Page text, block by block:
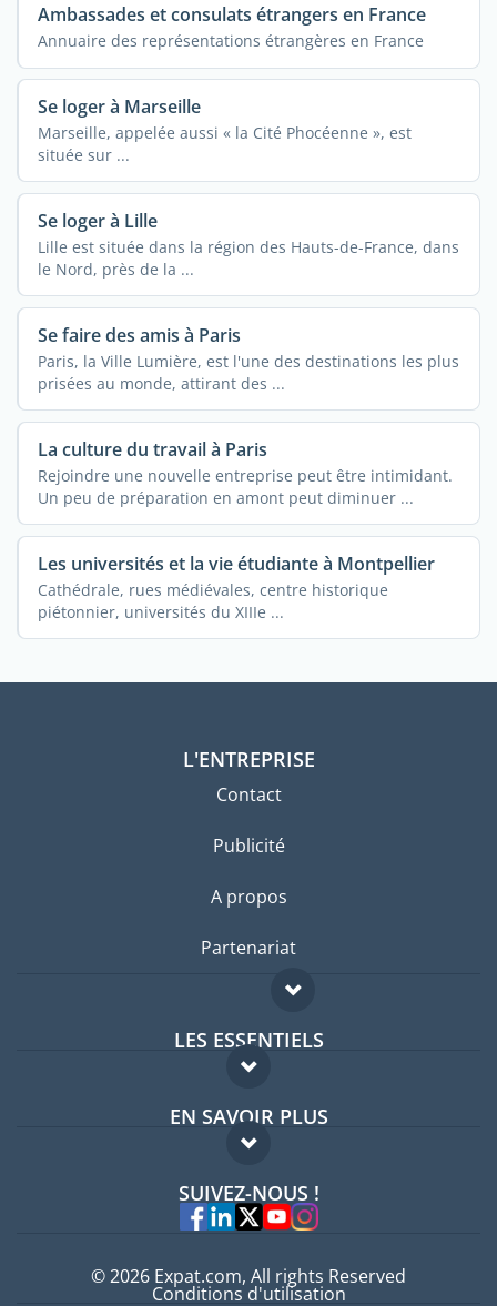
Ambassades et consulats étrangers en France
Annuaire des représentations étrangères en France
Se loger à Marseille
Marseille, appelée aussi « la Cité Phocéenne », est
située sur ...
Se loger à Lille
Lille est située dans la région des Hauts-de-France, dans
le Nord, près de la ...
Se faire des amis à Paris
Paris, la Ville Lumière, est l'une des destinations les plus
prisées au monde, attirant des ...
La culture du travail à Paris
Rejoindre une nouvelle entreprise peut être intimidant.
Un peu de préparation en amont peut diminuer ...
Les universités et la vie étudiante à Montpellier
Cathédrale, rues médiévales, centre historique
piétonnier, universités du XIIIe ...
L'ENTREPRISE
Contact
Publicité
A propos
Partenariat
LES ESSENTIELS
Forum expatriés
Guides pays
EN SAVOIR PLUS
FAQ
Experts
SUIVEZ-NOUS !
© 2026 Expat.com, All rights Reserved
Conditions d'utilisation